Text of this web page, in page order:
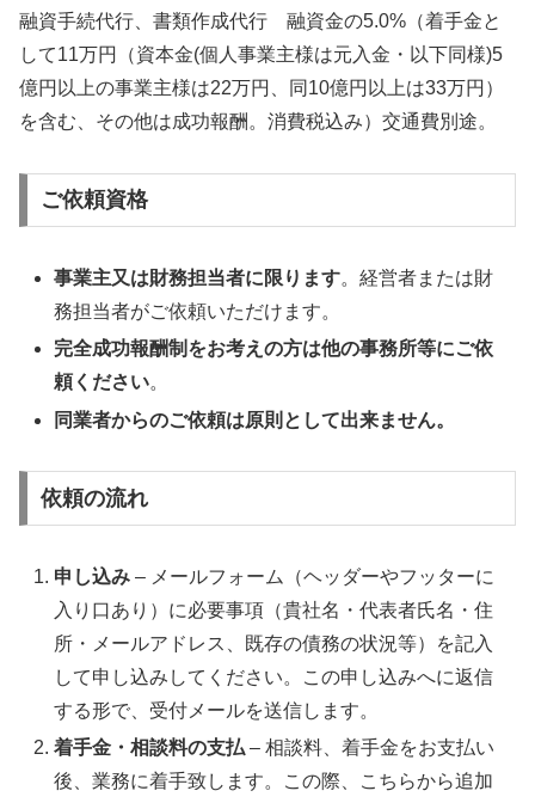
融資手続代行、書類作成代行 融資金の5.0%（着手金と
して11万円（資本金(個人事業主様は元入金・以下同様)5
億円以上の事業主様は22万円、同10億円以上は33万円）
を含む、その他は成功報酬。消費税込み）交通費別途。
ご依頼資格
事業主又は財務担当者に限ります。経営者または財
務担当者がご依頼いただけます。
完全成功報酬制をお考えの方は他の事務所等にご依
頼ください。
同業者からのご依頼は原則として出来ません。
依頼の流れ
申し込み – メールフォーム（ヘッダーやフッターに
入り口あり）に必要事項（貴社名・代表者氏名・住
所・メールアドレス、既存の債務の状況等）を記入
して申し込みしてください。この申し込みへに返信
する形で、受付メールを送信します。
着手金・相談料の支払– 相談料、着手金をお支払い
後、業務に着手致します。この際、こちらから追加